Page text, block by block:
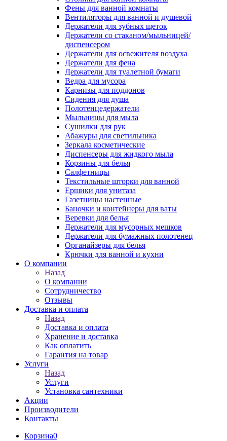
Фены для ванной комнаты
Вентиляторы для ванной и душевой
Держатели для зубных щеток
Держатели со стаканом/мыльницей/
диспенсером
Держатели для освежителя воздуха
Держатели для фена
Держатели для туалетной бумаги
Ведра для мусора
Карнизы для поддонов
Сидения для душа
Полотенцедержатели
Мыльницы для мыла
Сушилки для рук
Абажуры для светильника
Зеркала косметические
Диспенсеры для жидкого мыла
Корзины для белья
Салфетницы
Текстильные шторки для ванной
Ершики для унитаза
Газетницы настенные
Баночки и контейнеры для ваты
Веревки для белья
Держатели для мусорных мешков
Держатели для бумажных полотенец
Органайзеры для белья
Крючки для ванной и кухни
О компании
Назад
О компании
Сотрудничество
Отзывы
Доставка и оплата
Назад
Доставка и оплата
Хранение и доставка
Как оплатить
Гарантия на товар
Услуги
Назад
Услуги
Установка сантехники
Акции
Производители
Контакты
Корзина0